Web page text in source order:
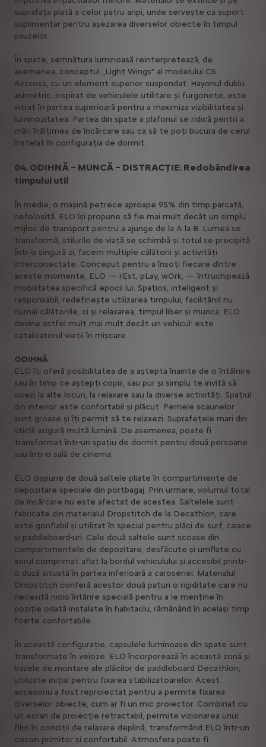
suprafața plată a celor patru aripi, unde servește ca suport
suplimentar pentru așezarea diverselor obiecte în timpul
pauzelor.
În spate, semnătura luminoasă reinterpretează, de
asemenea, conceptul „Light Wings” al modelului C5
Aircross, cu un element superior suspendat. Hayonul dublu
asimetric, inspirat de vehiculele utilitare și furgonete, este
vitrat în partea superioară pentru a maximiza vizibilitatea și
luminozitatea. Partea din spate a plafonul se ridică pentri a
mări înălțimea de încărcare sau ca să te poți bucura de cerul
înstelat în configurația de dormit.
04. ODIHNĂ – MUNCĂ – DISTRACȚIE: Redobândirea
timpului util
În medie, o mașină petrece aproape 95% din timp parcată,
nefolosită. ELO își propune să fie mai mult decât un simplu
mijloc de transport pentru a ajunge de la A la B. Lumea se
transformă, stilurile de viață se schimbă și totul se precipită.
Într-o singură zi, facem multiple călătorii și activități
interconectate. Conceput pentru a însoți fiecare dintre
aceste momente, ELO — rEst, pLay, wOrk, — întruchipează
mobilitatea specifică epocii lui. Spațios, inteligent și
responsabil, redefinește utilizarea timpului, facilitând nu
numai călătoriile, ci și relaxarea, timpul liber și munca. ELO
devine astfel mult mai mult decât un vehicul: este
catalizatorul vieții în mișcare.
ODIHNĂ
ELO îți oferă posibilitatea de a aștepta înainte de o întâlnire
sau în timp ce aștepți copiii, sau pur și simplu te invită să
visezi la alte locuri, la relaxare sau la diverse activități. Spațiul
din interior este confortabil și plăcut. Pernele scaunelor
sunt groase și îți permit să te relaxezi. Suprafețele mari din
sticlă asigură multă lumină. De asemenea, poate fi
transformat într-un spațiu de dormit pentru două persoane
sau într-o sală de cinema.
ELO dispune de două saltele pliate în compartimente de
depozitare speciale din portbagaj. Prin urmare, volumul total
de încărcare nu este afectat de acestea. Saltelele sunt
fabricate din materialul Dropstitch de la Decathlon, care
este gonflabil și utilizat în special pentru plăci de surf, caiace
și paddleboard-uri. Cele două saltele sunt scoase din
compartimentele de depozitare, desfăcute și umflate cu
aerul comprimat aflat la bordul vehiculului și accesibil printr-
o duză situată în partea inferioară a caroseriei. Materialul
Dropstitch conferă acestor două paturi o rigiditate care nu
necesită nicio întărire specială pentru a le menține în
poziție odată instalate în habitaclu, rămânând în același timp
foarte confortabile.
În această configurație, capsulele luminoase din spate sunt
transformate în veioze. ELO încorporează în această zonă și
bazele de montare ale plăcilor de paddleboard Decathlon,
utilizate inițial pentru fixarea stabilizatoarelor. Acest
accesoriu a fost reproiectat pentru a permite fixarea
diverselor obiecte, cum ar fi un mic proiector. Combinat cu
un ecran de proiecție retractabil, permite vizionarea unui
film în condiții de relaxare deplină, transformând ELO într-un
cocon primitor și confortabil. Atmosfera poate fi